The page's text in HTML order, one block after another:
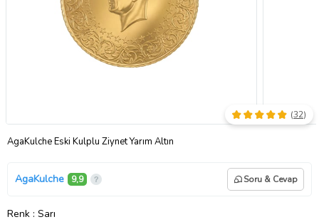
AgaKulche Eski Kulplu Ziynet Yarım Altın
(32)
AgaKulche 9,9 Soru & Cevap
Renk : Sarı